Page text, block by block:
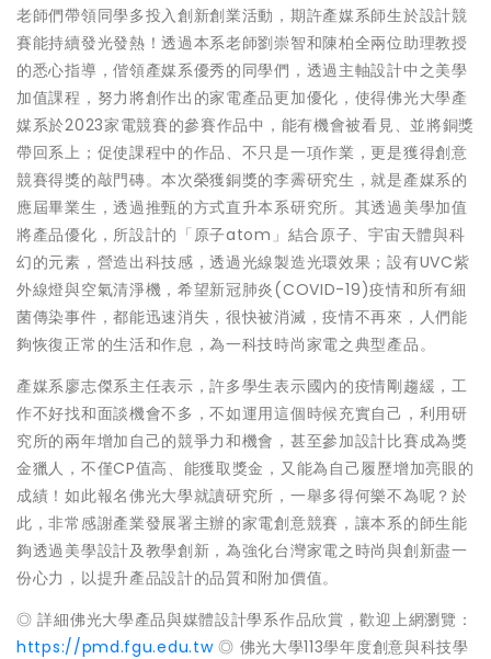
老師們帶領同學多投入創新創業活動，期許產媒系師生於設計競
賽能持續發光發熱！透過本系老師劉崇智和陳柏全兩位助理教授
的悉心指導，偕領產媒系優秀的同學們，透過主軸設計中之美學
加值課程，努力將創作出的家電產品更加優化，使得佛光大學產
媒系於2023家電競賽的參賽作品中，能有機會被看見、並將銅獎
帶回系上；促使課程中的作品、不只是一項作業，更是獲得創意
競賽得獎的敲門磚。本次榮獲銅獎的李霽研究生，就是產媒系的
應屆畢業生，透過推甄的方式直升本系研究所。其透過美學加值
將產品優化，所設計的「原子atom」結合原子、宇宙天體與科
幻的元素，營造出科技感，透過光線製造光環效果；設有UVC紫
外線燈與空氣清淨機，希望新冠肺炎(COVID-19)疫情和所有細
菌傳染事件，都能迅速消失，很快被消滅，疫情不再來，人們能
夠恢復正常的生活和作息，為一科技時尚家電之典型產品。
產媒系廖志傑系主任表示，許多學生表示國內的疫情剛趨緩，工
作不好找和面談機會不多，不如運用這個時候充實自己，利用研
究所的兩年增加自己的競爭力和機會，甚至參加設計比賽成為獎
金獵人，不僅CP值高、能獲取獎金，又能為自己履歷增加亮眼的
成績！如此報名佛光大學就讀研究所，一舉多得何樂不為呢？於
此，非常感謝產業發展署主辦的家電創意競賽，讓本系的師生能
夠透過美學設計及教學創新，為強化台灣家電之時尚與創新盡一
份心力，以提升產品設計的品質和附加價值。
◎ 詳細佛光大學產品與媒體設計學系作品欣賞，歡迎上網瀏覽：
https://pmd.fgu.edu.tw◎ 佛光大學113學年度創意與科技學